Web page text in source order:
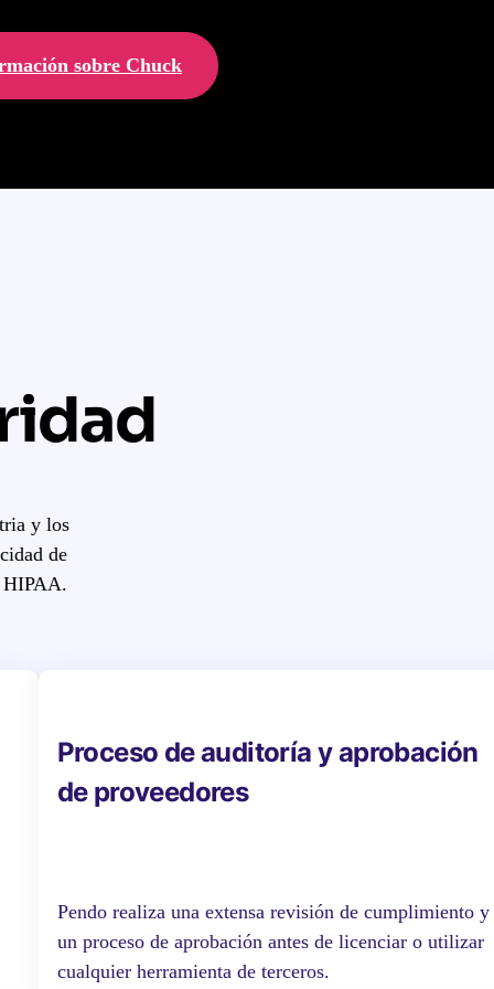
sobre Chuck
y los
de
HIPAA.
Proceso de auditoría y aprobación
de proveedores
Pendo realiza una extensa revisión de cumplimiento y
un proceso de aprobación antes de licenciar o utilizar
cualquier herramienta de terceros.